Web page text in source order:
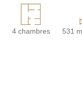
4 chambres 531